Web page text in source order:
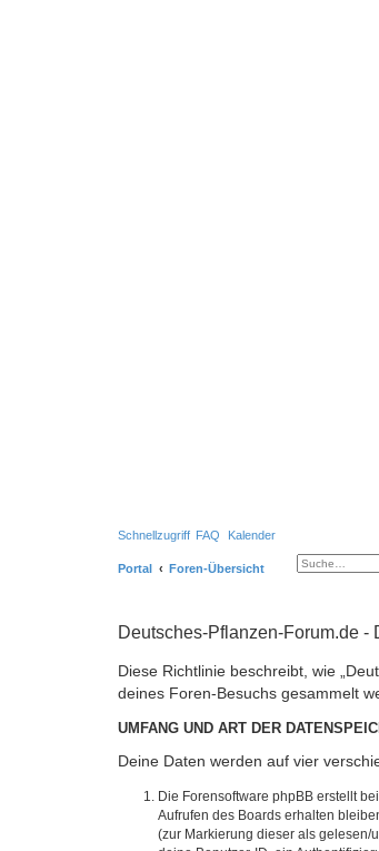
Schnellzugriff FAQ Kalender
Portal Foren-Übersicht Suche
Erweiterte
Deutsches-Pflanzen-Forum.de -
Diese Richtlinie beschreibt, wie
deines Foren-Besuchs gesammelt
UMFANG UND ART DER
Deine Daten werden auf vier
Die Forensoftware phpBB erstellt
Aufrufen des Boards erhalten
(zur Markierung dieser als gelesen/